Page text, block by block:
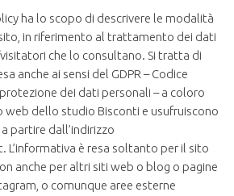
ha lo scopo di descrivere le modalità
in riferimento al trattamento dei dati
che lo consultano. Si tratta di
anche ai sensi del GDPR – Codice
dei dati personali – a coloro
web dello studio Bisconti e usufruiscono
partire dall’indirizzo
è resa soltanto per il sito
anche per altri siti web o blog o pagine
o comunque aree esterne